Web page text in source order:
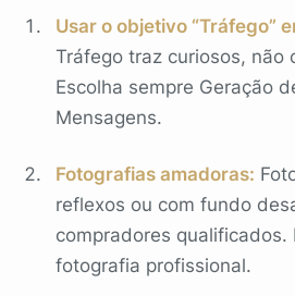
Usar o objetivo “Tráfego”
Tráfego traz curiosos, não
Escolha sempre Geração
Mensagens.
Fotografias amadoras:
reflexos ou com fundo
compradores qualificados.
fotografia profissional.